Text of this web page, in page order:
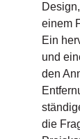
einem
Ein
und
den
die